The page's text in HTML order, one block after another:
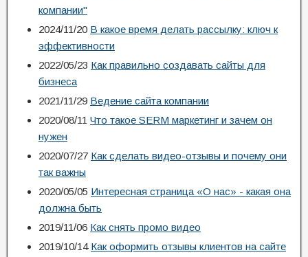
компании"
2024/11/20 В какое время делать рассылку: ключ к
эффективности
2022/05/23 Как правильно создавать сайты для
бизнеса
2021/11/29 Ведение сайта компании
2020/08/11 Что такое SERM маркетинг и зачем он
нужен
2020/07/27 Как сделать видео-отзывы и почему они
так важны
2020/05/05 Интересная страница «О нас» - какая она
должна быть
2019/11/06 Как снять промо видео
2019/10/14 Как оформить отзывы клиентов на сайте